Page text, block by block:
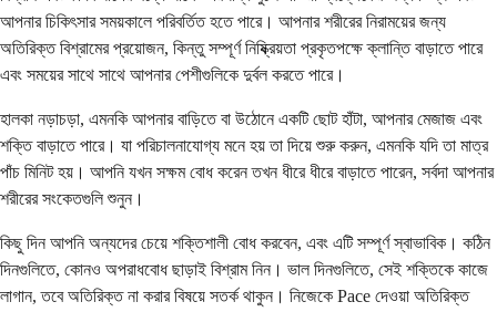
আপনার চিকিৎসার সময়কালে পরিবর্তিত হতে পারে। আপনার শরীরের নিরাময়ের জন্য
অতিরিক্ত বিশ্রামের প্রয়োজন, কিন্তু সম্পূর্ণ নিষ্ক্রিয়তা প্রকৃতপক্ষে ক্লান্তি বাড়াতে পারে
এবং সময়ের সাথে সাথে আপনার পেশীগুলিকে দুর্বল করতে পারে।
হালকা নড়াচড়া, এমনকি আপনার বাড়িতে বা উঠোনে একটি ছোট হাঁটা, আপনার মেজাজ এবং
শক্তি বাড়াতে পারে। যা পরিচালনাযোগ্য মনে হয় তা দিয়ে শুরু করুন, এমনকি যদি তা মাত্র
পাঁচ মিনিট হয়। আপনি যখন সক্ষম বোধ করেন তখন ধীরে ধীরে বাড়াতে পারেন, সর্বদা আপনার
শরীরের সংকেতগুলি শুনুন।
কিছু দিন আপনি অন্যদের চেয়ে শক্তিশালী বোধ করবেন, এবং এটি সম্পূর্ণ স্বাভাবিক। কঠিন
দিনগুলিতে, কোনও অপরাধবোধ ছাড়াই বিশ্রাম নিন। ভাল দিনগুলিতে, সেই শক্তিকে কাজে
লাগান, তবে অতিরিক্ত না করার বিষয়ে সতর্ক থাকুন। নিজেকে Pace দেওয়া অতিরিক্ত